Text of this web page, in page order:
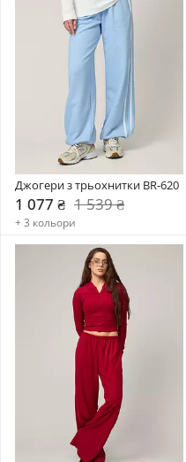
Джогери з трьохнитки BR-620
1 077 ₴ 1 539 ₴
+ 3 кольори